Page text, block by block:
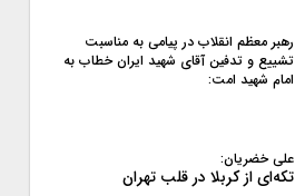
رهبر معظم انقلاب در پیامی به‌ مناسبت
تشییع و تدفین آقای شهید ایران خطاب به
امام شهید امت:
علی خضریان:
تکه‌ای از کربلا در قلب تهران